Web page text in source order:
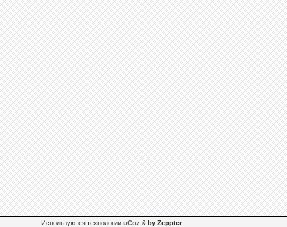
Используются технологии uCoz & by Zeppter